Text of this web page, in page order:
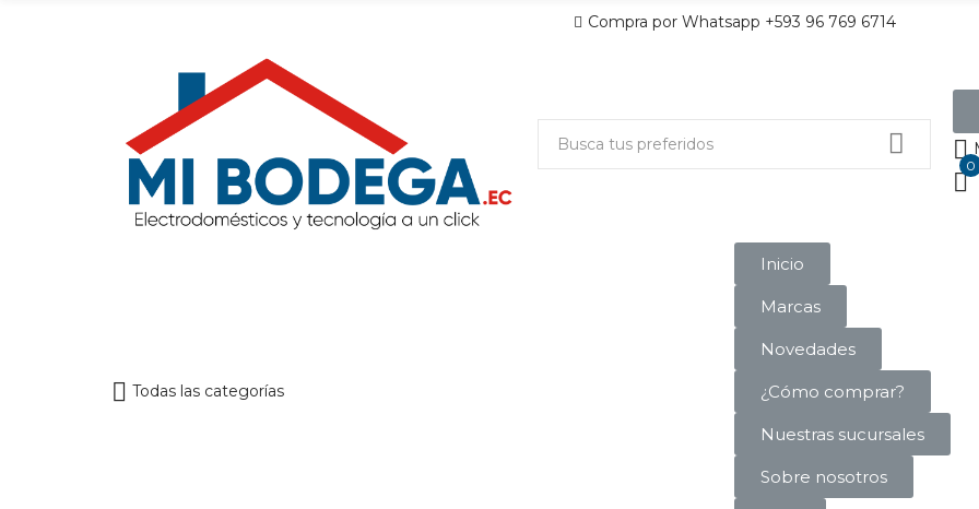
Compra por Whatsapp +593 96 769 6714
0
Todas las categorías
Inicio
Marcas
Novedades
¿Cómo comprar?
Nuestras sucursales
Sobre nosotros